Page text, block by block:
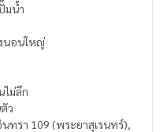
มน้ำ
นอนใหญ่
ไม่ลึก
ว
ทรา 109 (พระยาสุเรนทร์),